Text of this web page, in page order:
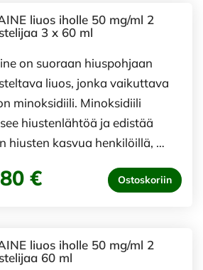
liuos iholle 50 mg/ml 2
3 x 60 ml
on suoraan hiuspohjaan
liuos, jonka vaikuttava
minoksidiili. Minoksidiili
hiustenlähtöä ja edistää
hiusten kasvua henkilöillä, …
€ Ostoskoriin
liuos iholle 50 mg/ml 2
60 ml